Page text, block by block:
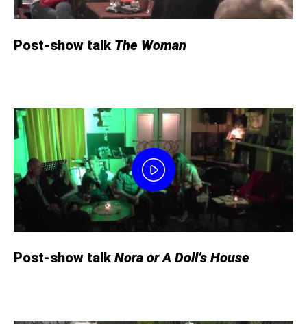
Post-show talk The Woman
Post-show talk Nora or A Doll’s House